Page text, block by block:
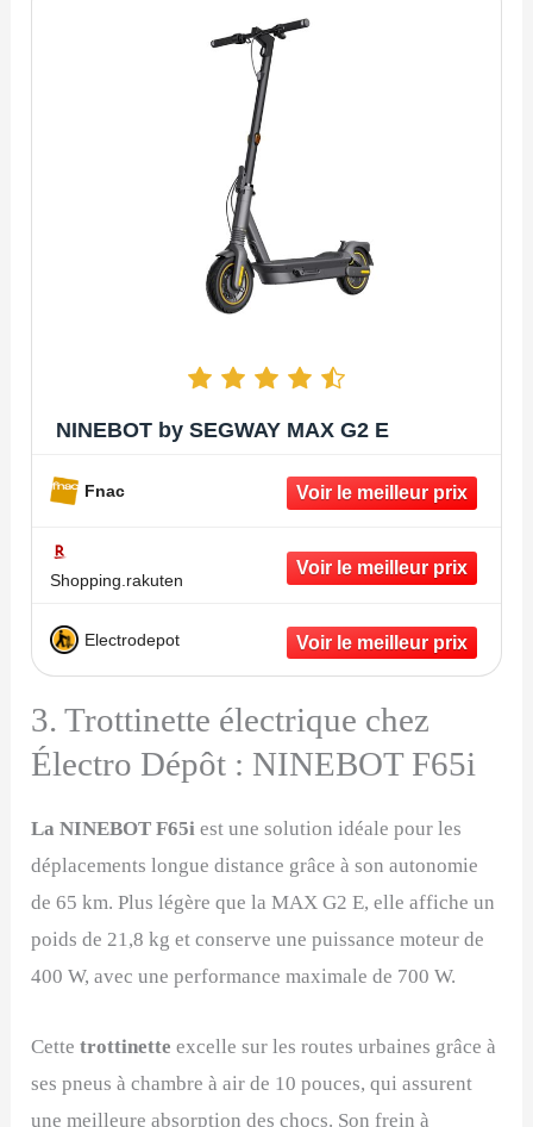
NINEBOT by SEGWAY MAX G2 E
Fnac
Shopping.rakuten
Electrodepot
3. Trottinette électrique chez
Électro Dépôt : NINEBOT F65i
La NINEBOT F65i est une solution idéale pour les
déplacements longue distance grâce à son autonomie
de 65 km. Plus légère que la MAX G2 E, elle affiche un
poids de 21,8 kg et conserve une puissance moteur de
400 W, avec une performance maximale de 700 W.
Cettetrottinetteexcelle sur les routes urbaines grâce à
ses pneus à chambre à air de 10 pouces, qui assurent
une meilleure absorption des chocs. Son frein à